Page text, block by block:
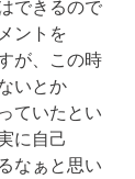
できるので
ントを
が、この時
いとか
ていたとい
に自己
なぁと思い